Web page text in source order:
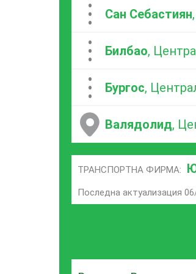
...Сан Себастиян
...Билбао,
...Бургос,
Валядолид,
ТРАНСПОРТНА ФИРМА:
Последна актуализация